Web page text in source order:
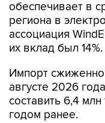
обеспечивает в
региона в
ассоциация
их вклад был 14%.
Импорт
августе 2026
составить 6,4
годом ранее.